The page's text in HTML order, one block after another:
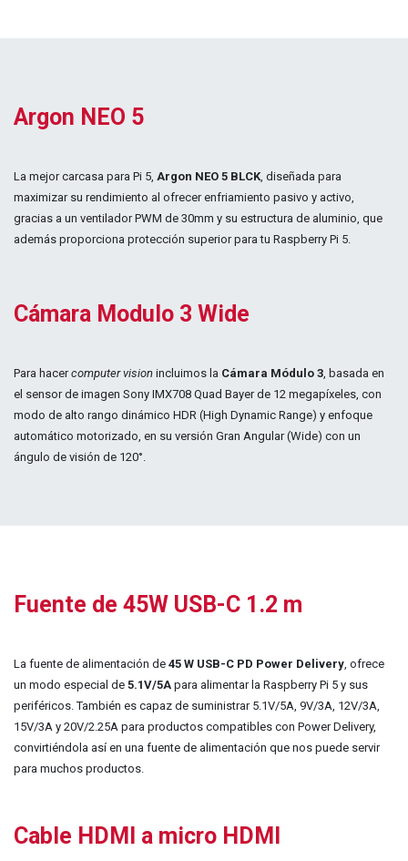
Argon NEO 5
La mejor carcasa para Pi 5, Argon NEO 5 BLCK, diseñada para
maximizar su rendimiento al ofrecer enfriamiento pasivo y activo,
gracias a un ventilador PWM de 30mm y su estructura de aluminio, que
además proporciona protección superior para tu Raspberry Pi 5.
Cámara Modulo 3 Wide
Para hacercomputer vision incluimos la Cámara Módulo 3, basada en
el sensor de imagen Sony IMX708 Quad Bayer de 12 megapíxeles, con
modo de alto rango dinámico HDR (High Dynamic Range) y enfoque
automático motorizado, en su versión Gran Angular (Wide) con un
ángulo de visión de 120°.
Fuente de 45W USB-C 1.2 m
La fuente de alimentación de 45 W USB-C PD Power Delivery, ofrece
un modo especial de 5.1V/5A para alimentar la Raspberry Pi 5 y sus
periféricos. También es capaz de suministrar 5.1V/5A, 9V/3A, 12V/3A,
15V/3A y 20V/2.25A para productos compatibles con Power Delivery,
convirtiéndola así en una fuente de alimentación que nos puede servir
para muchos productos.
Cable HDMI a micro HDMI